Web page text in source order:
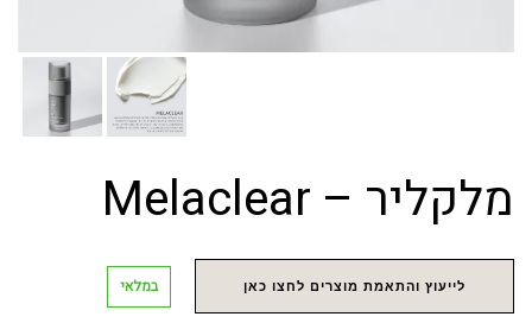
מלקליר – Melaclear
לייעוץ והתאמת מוצרים לחצו כאן במלאי